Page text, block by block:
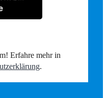
Erfahre mehr in
.